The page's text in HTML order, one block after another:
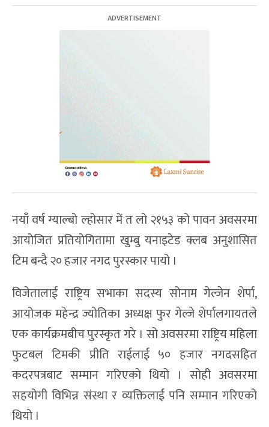
नयाँ वर्ष ग्याल्बो ल्होसार में त लो २१५३ को पावन अवसरमा
आयोजित प्रतियोगितामा खुम्बु यनाइटेड क्लब अनुशासित
टिम बन्दै २० हजार नगद पुरस्कार पायो ।
विजेतालाई राष्ट्रिय सभाका सदस्य सोनाम गेल्जेन शेर्पा,
आयोजक महेन्द्र ज्योतिका अध्यक्ष फुर गेल्जे शेर्पालगायतले
एक कार्यक्रमबीच पुरस्कृत गरे । सो अवसरमा राष्ट्रिय महिला
फुटबल टिमकी प्रीति राईलाई ५० हजार नगदसहित
कदरपत्रबाट सम्मान गरिएको थियो । सोही अवसरमा
सहयोगी विभिन्न संस्था र व्यक्तिलाई पनि सम्मान गरिएको
थियो ।